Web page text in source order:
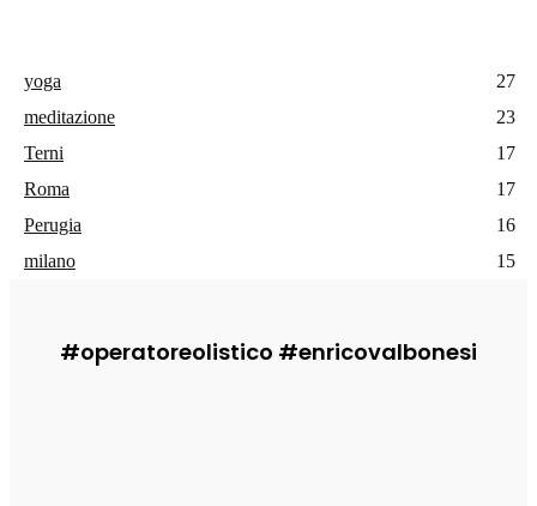
yoga
27
meditazione
23
Terni
17
Roma
17
Perugia
16
milano
15
#operatoreolistico #enricovalbonesi